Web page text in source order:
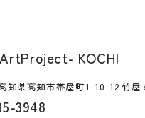
KOCHI
知県高知市帯屋町1-10-12 竹屋
3948